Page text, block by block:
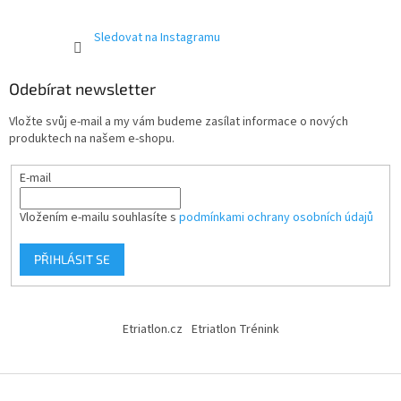
Sledovat na Instagramu
Odebírat newsletter
Vložte svůj e-mail a my vám budeme zasílat informace o nových
produktech na našem e-shopu.
E-mail
Vložením e-mailu souhlasíte s podmínkami ochrany osobních údajů
PŘIHLÁSIT SE
Etriatlon.cz Etriatlon Trénink